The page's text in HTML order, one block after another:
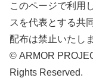
このページで利用
スを代表とする共
配布は禁止いたし
© ARMOR
Rights Reserved.